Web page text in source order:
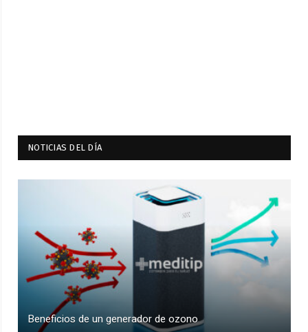
NOTICIAS DEL DÍA
Beneficios de un generador de ozono